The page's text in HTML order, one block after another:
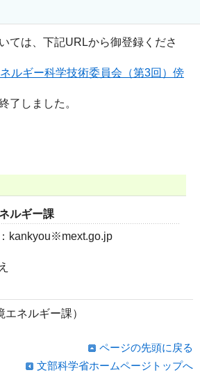
は、下記URLから御登録くださ
ルギー科学技術委員会（第3回）傍
しました。
ルギー課
kankyou※mext.go.jp
エネルギー課）
ページの先頭に戻る
文部科学省ホームページトップへ